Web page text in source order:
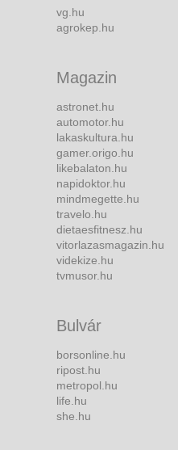
vg.hu
agrokep.hu
Magazin
astronet.hu
automotor.hu
lakaskultura.hu
gamer.origo.hu
likebalaton.hu
napidoktor.hu
mindmegette.hu
travelo.hu
dietaesfitnesz.hu
vitorlazasmagazin.hu
videkize.hu
tvmusor.hu
Bulvár
borsonline.hu
ripost.hu
metropol.hu
life.hu
she.hu